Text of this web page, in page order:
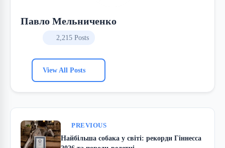
Павло Мельниченко
2,215 Posts
View All Posts
PREVIOUS
Найбільша собака у світі: рекорди Гіннесса